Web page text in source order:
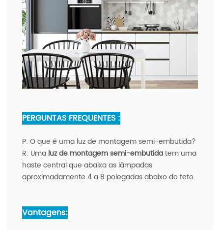
PERGUNTAS FREQUENTES :
P: O que é uma luz de montagem semi-embutida?
R: Uma luz de montagem semi-embutidatem uma
haste central que abaixa as lâmpadas
aproximadamente 4 a 8 polegadas abaixo do teto.
Vantagens: